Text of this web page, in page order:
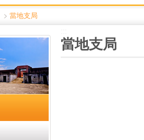
> 當地支局
當地支局